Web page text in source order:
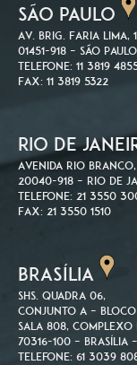
SÃO PAULO
Av. Brig. Faria Lima,
01451-918 – São
Telefone: 11 3819
Fax: 11 3819 5322
RIO DE
Avenida Rio Branco,
20040-918 – Rio de
Telefone: 21 3550
Fax: 21 3550 1510
BRASÍLIA
SHS. Quadra 06,
Conjunto A – Bloco
Sala 808,
70316-100 – Brasília
Telefone: 61 3039